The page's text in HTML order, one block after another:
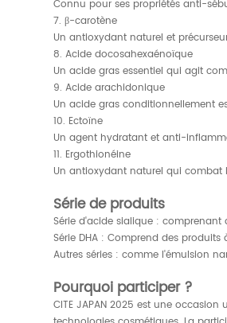
Connu pour ses propriétés anti-
7. β-carotène
Un antioxydant naturel et
8. Acide docosahexaénoïque
Un acide gras essentiel qui agit
9. Acide arachidonique
Un acide gras conditionnellement
10. Ectoïne
Un agent hydratant et anti-
11. Ergothionéine
Un antioxydant naturel qui combat
Série de produits
Série d'acide sialique :
Série DHA : Comprend des
Autres séries : comme l'émulsion
Pourquoi participer ?
CITE JAPAN 2025 est une